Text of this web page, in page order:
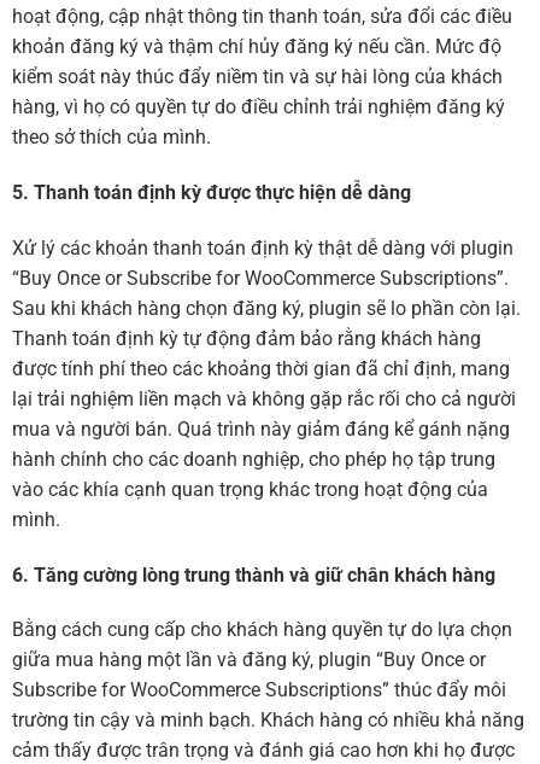
hoạt động, cập nhật thông tin thanh toán, sửa đổi các điều
khoản đăng ký và thậm chí hủy đăng ký nếu cần. Mức độ
kiểm soát này thúc đẩy niềm tin và sự hài lòng của khách
hàng, vì họ có quyền tự do điều chỉnh trải nghiệm đăng ký
theo sở thích của mình.
5. Thanh toán định kỳ được thực hiện dễ dàng
Xử lý các khoản thanh toán định kỳ thật dễ dàng với plugin
“Buy Once or Subscribe for WooCommerce Subscriptions”.
Sau khi khách hàng chọn đăng ký, plugin sẽ lo phần còn lại.
Thanh toán định kỳ tự động đảm bảo rằng khách hàng
được tính phí theo các khoảng thời gian đã chỉ định, mang
lại trải nghiệm liền mạch và không gặp rắc rối cho cả người
mua và người bán. Quá trình này giảm đáng kể gánh nặng
hành chính cho các doanh nghiệp, cho phép họ tập trung
vào các khía cạnh quan trọng khác trong hoạt động của
mình.
6. Tăng cường lòng trung thành và giữ chân khách hàng
Bằng cách cung cấp cho khách hàng quyền tự do lựa chọn
giữa mua hàng một lần và đăng ký, plugin “Buy Once or
Subscribe for WooCommerce Subscriptions” thúc đẩy môi
trường tin cậy và minh bạch. Khách hàng có nhiều khả năng
cảm thấy được trân trọng và đánh giá cao hơn khi họ được